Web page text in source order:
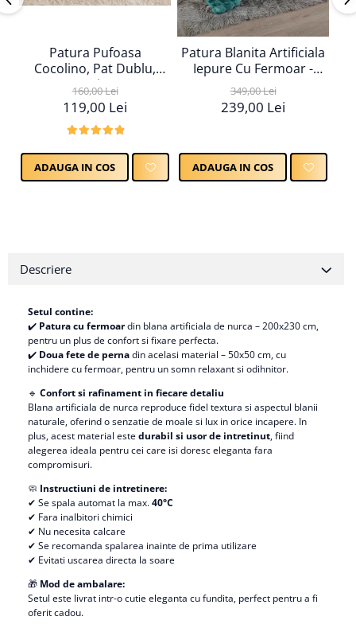
Patura Pufoasa
Cocolino, Pat Dublu,
Textura Reiata, Crem
160,00 Lei
119,00 Lei
ADAUGA IN COS
Patura Blanita Artificiala
Iepure Cu Fermoar -
Turcoaz
349,00 Lei
239,00 Lei
ADAUGA IN COS
Descriere
Setul contine:
✔️ Patura cu fermoardin blana artificiala de nurca – 200x230 cm,
pentru un plus de confort si fixare perfecta.
✔️ Doua fete de pernadin acelasi material – 50x50 cm, cu
inchidere cu fermoar, pentru un somn relaxant si odihnitor.
🔹 Confort si rafinament in fiecare detaliu
Blana artificiala de nurca reproduce fidel textura si aspectul blanii
naturale, oferind o senzatie de moale si lux in orice incapere. In
plus, acest material este durabil si usor de intretinut, fiind
alegerea ideala pentru cei care isi doresc eleganta fara
compromisuri.
🧼 Instructiuni de intretinere:
✔ Se spala automat la max.40°C
✔ Fara inalbitori chimici
✔ Nu necesita calcare
✔ Se recomanda spalarea inainte de prima utilizare
✔ Evitati uscarea directa la soare
🎁 Mod de ambalare:
Setul este livrat intr-o cutie eleganta cu fundita, perfect pentru a fi
oferit cadou.